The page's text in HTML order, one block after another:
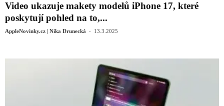
Video ukazuje makety modelů iPhone 17, které
poskytují pohled na to,...
AppleNovinky.cz | Nika Drunecká - 13.3.2025